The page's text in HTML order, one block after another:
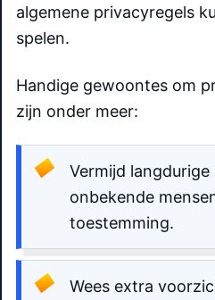
algemene privacyregels
spelen.
Handige gewoontes om
zijn onder meer:
Vermijd
onbekende
toestemming.
Wees extra